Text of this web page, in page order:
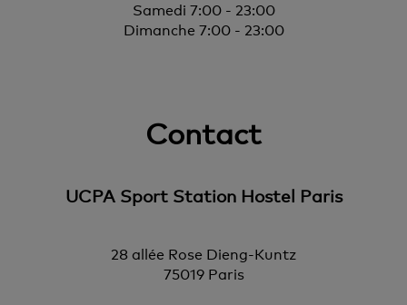
Samedi 7:00 - 23:00
Dimanche 7:00 - 23:00
Contact
UCPA Sport Station Hostel Paris
28 allée Rose Dieng-Kuntz
75019 Paris